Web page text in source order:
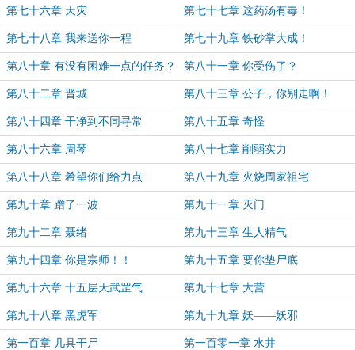
第七十六章 天灾 第七十七章 这药汤有毒！
第七十八章 我来送你一程 第七十九章 铁砂掌大成！
第八十章 有没有困难一点的任务？ 第八十一章 你受伤了？
第八十二章 晋城 第八十三章 公子，你别走啊！
第八十四章 干净到不同寻常 第八十五章 奇怪
第八十六章 周琴 第八十七章 削弱实力
第八十八章 希望你们给力点 第八十九章 火烧周家祖宅
第九十章 蹭了一波 第九十一章 灭门
第九十二章 聂绪 第九十三章 生人精气
第九十四章 你是宗师！！ 第九十五章 要你垫尸底
第九十六章 十五层天武罡气 第九十七章 大营
第九十八章 黑虎军 第九十九章 妖——妖邪
第一百章 几具干尸 第一百零一章 水井